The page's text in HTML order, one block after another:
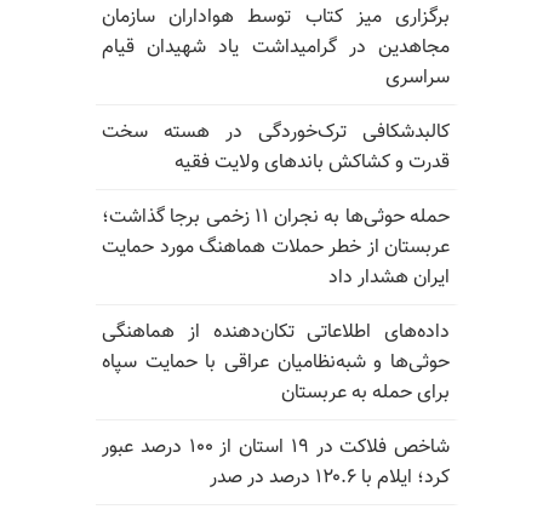
برگزاری میز کتاب توسط هواداران سازمان
مجاهدین در گرامیداشت یاد شهیدان قیام
سراسری
کالبدشکافی ترک‌خوردگی در هسته سخت
قدرت و کشاکش باندهای ولایت فقیه
حمله حوثی‌ها به نجران ۱۱ زخمی برجا گذاشت؛
عربستان از خطر حملات هماهنگ مورد حمایت
ایران هشدار داد
داده‌های اطلاعاتی تکان‌دهنده از هماهنگی
حوثی‌ها و شبه‌نظامیان عراقی با حمایت سپاه
برای حمله به عربستان
شاخص فلاکت در ۱۹ استان از ۱۰۰ درصد عبور
کرد؛ ایلام با ۱۲۰.۶ درصد در صدر